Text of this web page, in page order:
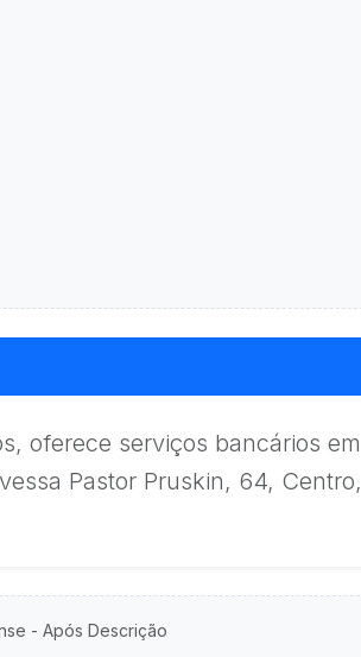
oferece serviços bancários em
Pastor Pruskin, 64, Centro,
- Após Descrição